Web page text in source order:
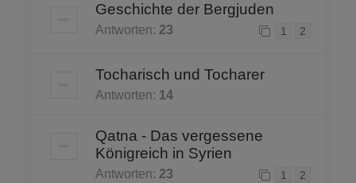
Geschichte der Bergjuden
Antworten: 23 1 2
Tocharisch und Tocharer
Antworten: 14
Qatna - Das vergessene
Königreich in Syrien
Antworten: 23 1 2